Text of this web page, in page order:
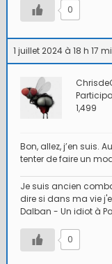
0
1 juillet 2024 à 18 h 17
1,499
Bon, allez, j’en suis.
tenter de faire un
Je suis ancien
dire si dans ma vie
Dalban - Un idiot à
0